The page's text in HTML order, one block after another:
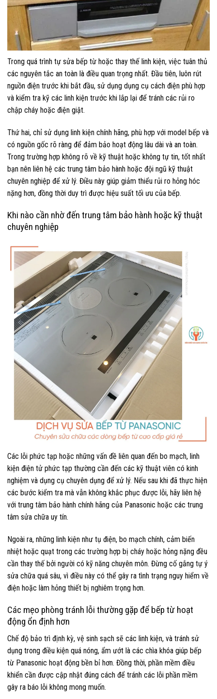
Trong quá trình tự sửa bếp từ hoặc thay thế linh kiện, việc tuân thủ
các nguyên tắc an toàn là điều quan trọng nhất. Đầu tiên, luôn rút
nguồn điện trước khi bắt đầu, sử dụng dụng cụ cách điện phù hợp
và kiểm tra kỹ các linh kiện trước khi lắp lại để tránh các rủi ro
chập cháy hoặc điện giật.
Thứ hai, chỉ sử dụng linh kiện chính hãng, phù hợp với model bếp và
có nguồn gốc rõ ràng để đảm bảo hoạt động lâu dài và an toàn.
Trong trường hợp không rõ về kỹ thuật hoặc không tự tin, tốt nhất
bạn nên liên hệ các trung tâm bảo hành hoặc đội ngũ kỹ thuật
chuyên nghiệp để xử lý. Điều này giúp giảm thiểu rủi ro hỏng hóc
nặng hơn, đồng thời duy trì được hiệu suất tối ưu của bếp.
Khi nào cần nhờ đến trung tâm bảo hành hoặc kỹ thuật
chuyên nghiệp
Các lỗi phức tạp hoặc những vấn đề liên quan đến bo mạch, linh
kiện điện tử phức tạp thường cần đến các kỹ thuật viên có kinh
nghiệm và dụng cụ chuyên dụng để xử lý. Nếu sau khi đã thực hiện
các bước kiểm tra mà vẫn không khắc phục được lỗi, hãy liên hệ
với trung tâm bảo hành chính hãng của Panasonic hoặc các trung
tâm sửa chữa uy tín.
Ngoài ra, những linh kiện như tụ điện, bo mạch chính, cảm biến
nhiệt hoặc quạt trong các trường hợp bị cháy hoặc hỏng nặng đều
cần thay thế bởi người có kỹ năng chuyên môn. Đừng cố gắng tự ý
sửa chữa quá sâu, vì điều này có thể gây ra tình trạng nguy hiểm về
điện hoặc làm hỏng thiết bị nghiêm trọng hơn.
Các mẹo phòng tránh lỗi thường gặp để bếp từ hoạt
động ổn định hơn
Chế độ bảo trì định kỳ, vệ sinh sạch sẽ các linh kiện, và tránh sử
dụng trong điều kiện quá nóng, ẩm ướt là các chìa khóa giúp bếp
từ Panasonic hoạt động bền bỉ hơn. Đồng thời, phần mềm điều
khiển cần được cập nhật đúng cách để tránh các lỗi phần mềm
gây ra báo lỗi không mong muốn.